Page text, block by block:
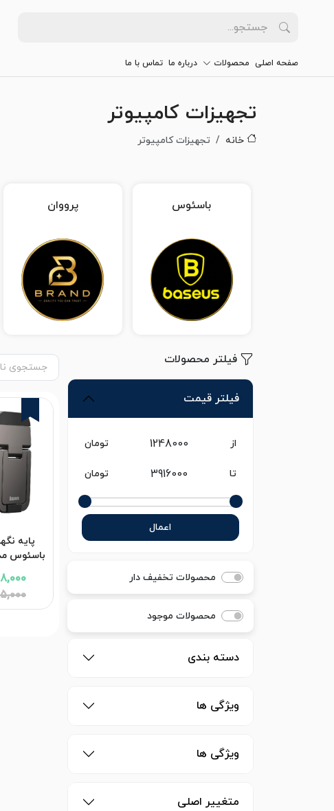
صفحه اصلی محصولات درباره ما تماس با ما
تجهیزات کامپیوتر
خانه تجهیزات کامپیوتر
باسئوس پرووان
فیلتر محصولات
فیلتر قیمت
از تومان
تا تومان
اعمال
محصولات تخفیف دار
محصولات موجود
دسته بندی
ویژگی ها
ویژگی ها
متغییر اصلی
پایه
گارانتی 24 ماهه شرکتی